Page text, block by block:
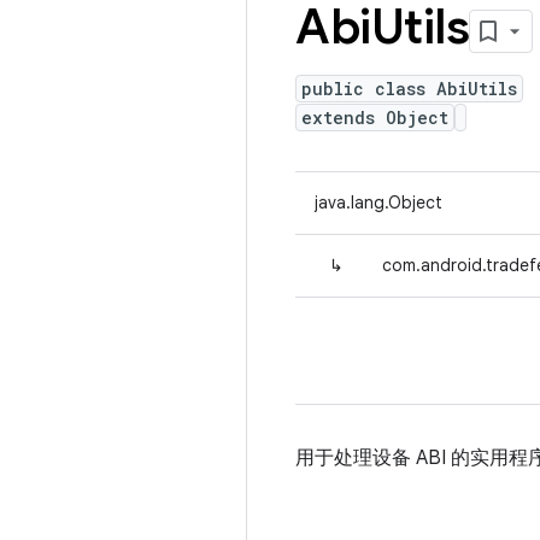
AbiUtils
public class AbiUtils
extends Object
java.lang.Object
↳
用于处理设备 ABI 的实用程